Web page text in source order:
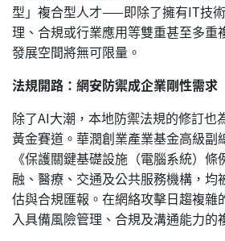
型」複合型人才——即除了擁有IT技
理、合規或行業應用等雙重甚至多重
發展空間將無可限量。
法規開路：網安防禦成企業剛性需求
除了AI大潮，本地防禦法規的修訂也
黃金賽道。華潤創業產業基金高級副
《保護關鍵基礎設施（電腦系統）
融、醫療、交通及公共服務機構，均
估與合規匯報。在網絡攻擊日趨複雜
入具備風險管理、合規及溝通能力的